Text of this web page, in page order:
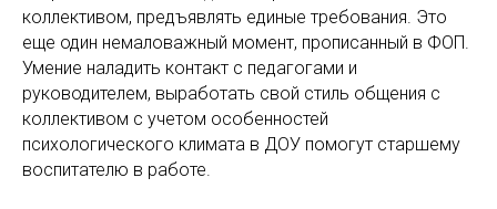
коллективом, предъявлять единые требования. Это
еще один немаловажный момент, прописанный в ФОП.
Умение наладить контакт с педагогами и
руководителем, выработать свой стиль общения с
коллективом с учетом особенностей
психологического климата в ДОУ помогут старшему
воспитателю в работе.